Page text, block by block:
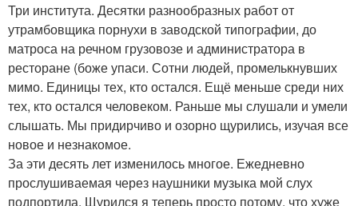
Три института. Десятки разнообразных работ от
утрамбовщика порнухи в заводской типографии, до
матроса на речном грузовозе и администратора в
ресторане (боже упаси. Сотни людей, промелькнувших
мимо. Единицы тех, кто остался. Ещё меньше среди них
тех, кто остался человеком. Раньше мы слушали и умели
слышать. Мы придирчиво и озорно щурились, изучая все
новое и незнакомое.
За эти десять лет изменилось многое. Ежедневно
прослушиваемая через наушники музыка мой слух
подпортила. Щурился я теперь просто потому, что хуже